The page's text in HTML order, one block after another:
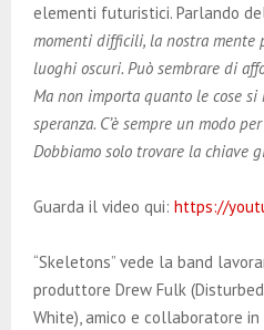
elementi futuristici. Parlando
momenti difficili, la nostra mente
luoghi oscuri. Può sembrare di
Ma non importa quanto le cose si
speranza. C’è sempre un modo
Dobbiamo solo trovare la chiave
Guarda il video qui: https://
“Skeletons” vede la band
produttore Drew Fulk
White), amico e collaboratore